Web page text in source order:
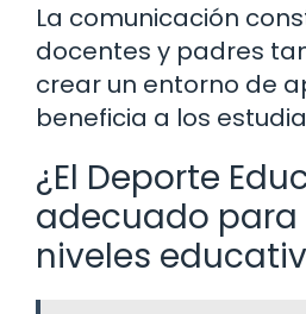
La comunicación
docentes y padres
crear un entorno de
beneficia a los
¿El Deporte
adecuado para
niveles